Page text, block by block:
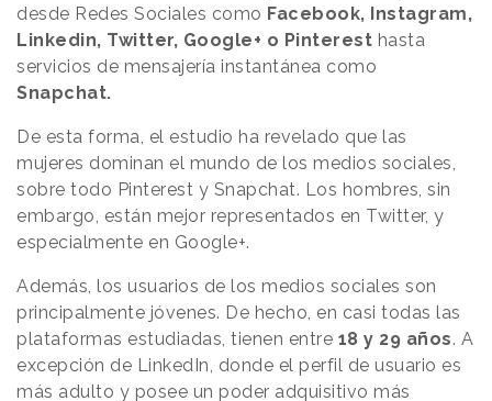
desde Redes Sociales como Facebook, Instagram,
Linkedin, Twitter, Google+ o Pinterest hasta
servicios de mensajería instantánea como
Snapchat.
De esta forma, el estudio ha revelado que las
mujeres dominan el mundo de los medios sociales,
sobre todo Pinterest y Snapchat. Los hombres, sin
embargo, están mejor representados en Twitter, y
especialmente en Google+.
Además, los usuarios de los medios sociales son
principalmente jóvenes. De hecho, en casi todas las
plataformas estudiadas, tienen entre 18 y 29 años. A
excepción de LinkedIn, donde el perfil de usuario es
más adulto y posee un poder adquisitivo más